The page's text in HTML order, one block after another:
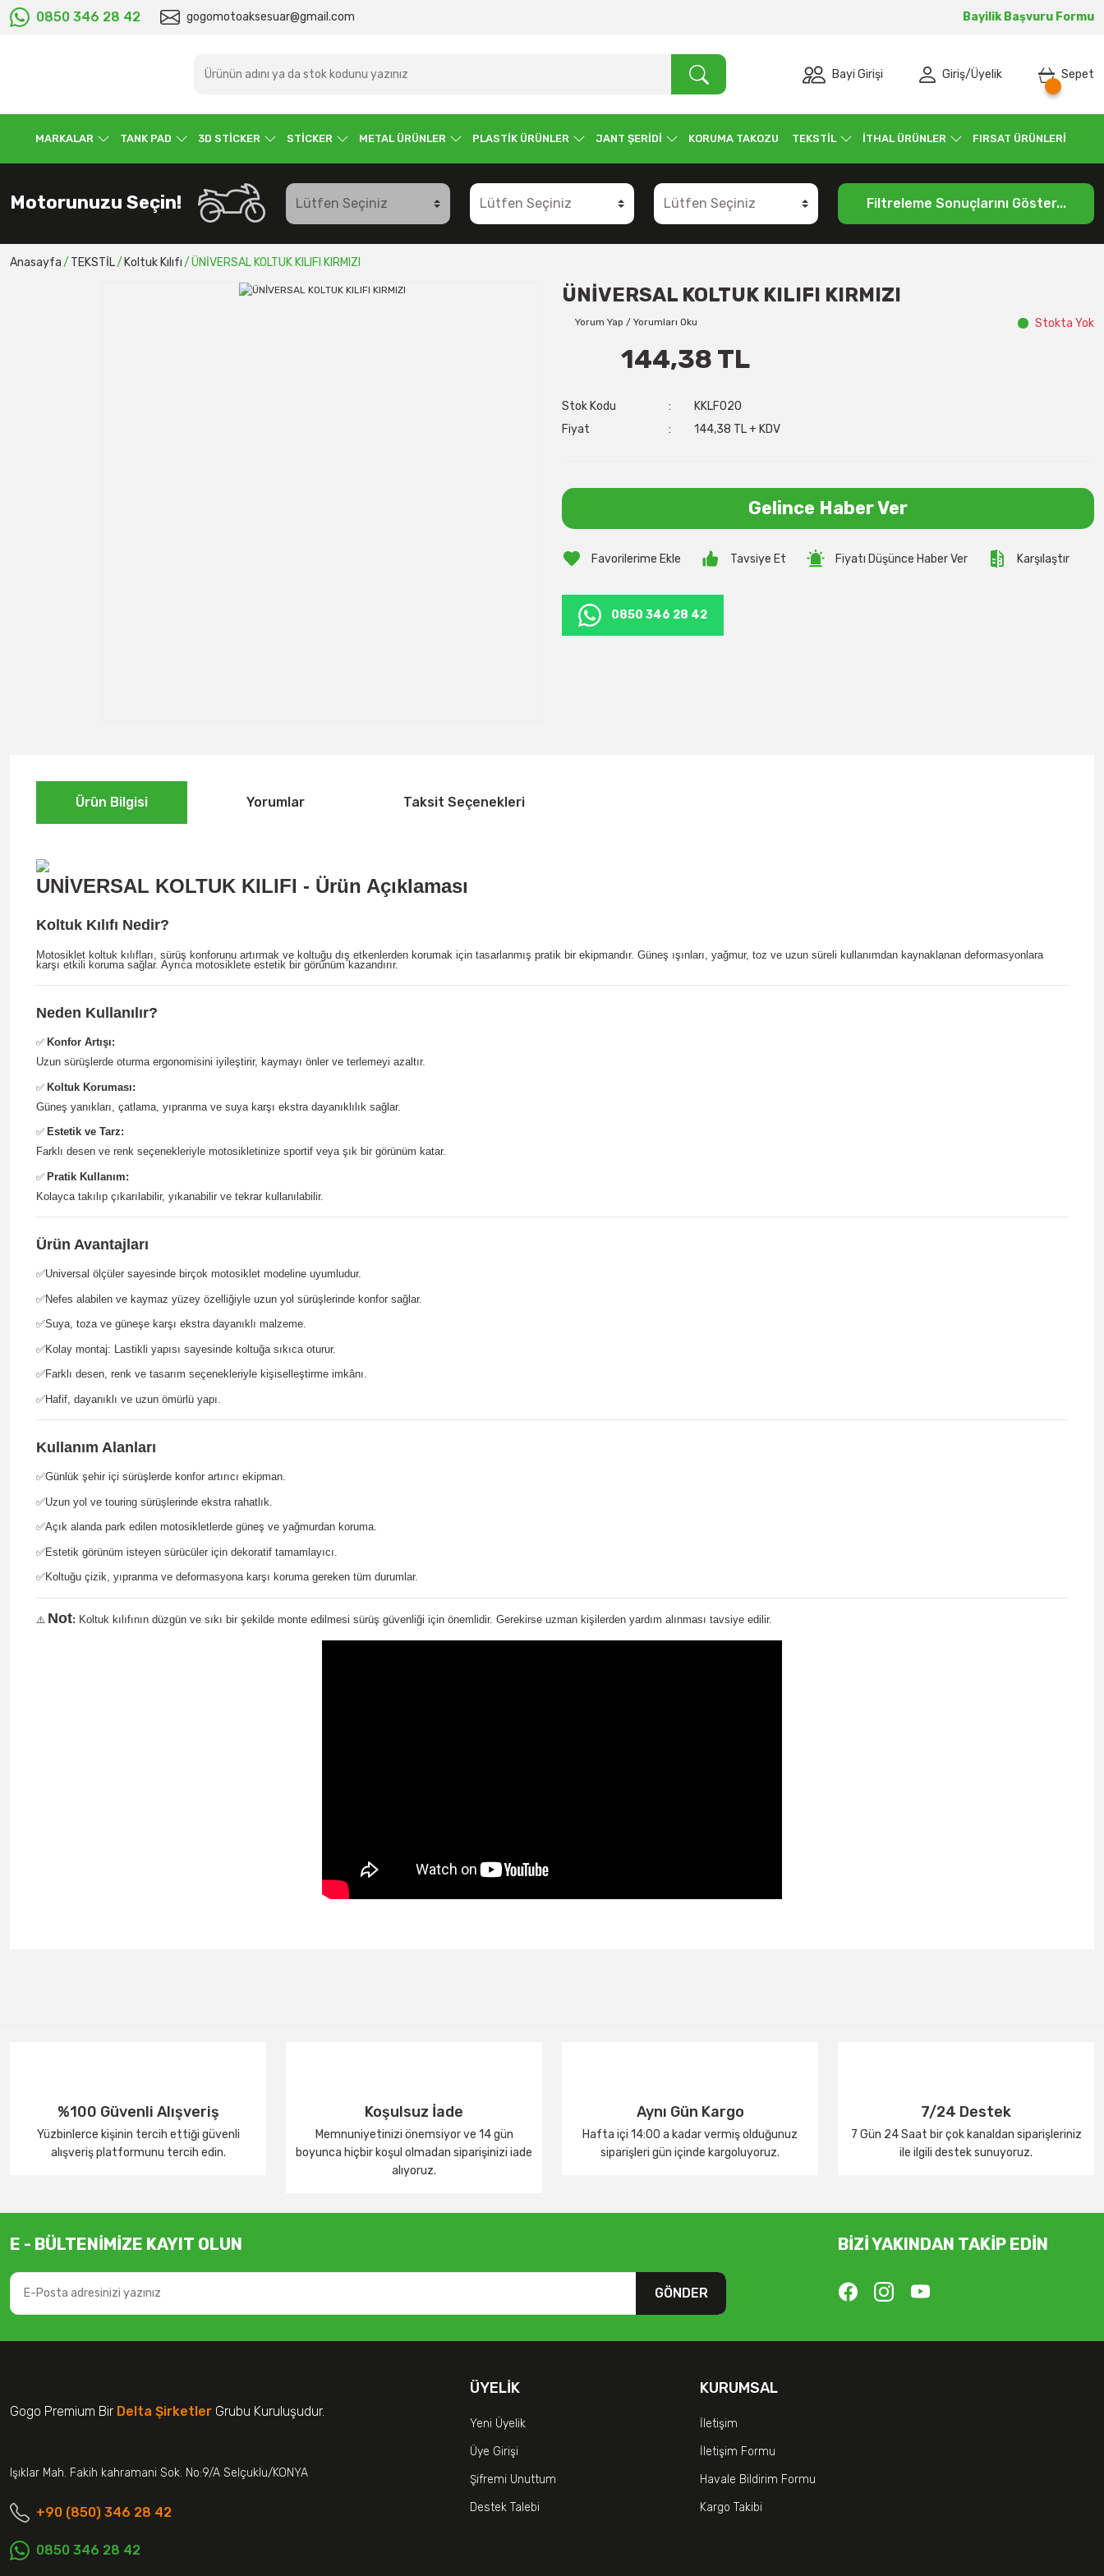
0850 346 28 42 gogomotoaksesuar@gmail.com Bayilik Başvuru Formu
Bayi Girişi Giriş/Üyelik Sepet
MARKALAR TANK PAD 3D STİCKER STİCKER METAL ÜRÜNLER PLASTİK ÜRÜNLER JANT ŞERİDİ KORUMA TAKOZU TEKSTİL İTHAL ÜRÜNLER FIRSAT ÜRÜNLERİ
Motorunuzu Seçin! Filtreleme Sonuçlarını Göster...
Anasayfa TEKSTİL Koltuk Kılıfı ÜNİVERSAL KOLTUK KILIFI KIRMIZI
ÜNİVERSAL KOLTUK KILIFI KIRMIZI
Yorum Yap / Yorumları Oku Stokta Yok
144,38 TL
Stok Kodu
KKLF020
Fiyat
144,38 TL + KDV
Gelince Haber Ver
Tavsiye Et Fiyatı Düşünce Haber Ver Karşılaştır
0850 346 28 42
Ürün Bilgisi Yorumlar Taksit Seçenekleri
UNİVERSAL KOLTUK KILIFI - Ürün Açıklaması
Koltuk Kılıfı Nedir?
Motosiklet koltuk kılıfları, sürüş konforunu artırmak ve koltuğu dış etkenlerden korumak için tasarlanmış pratik bir ekipmandır. Güneş ışınları, yağmur, toz ve uzun süreli kullanımdan kaynaklanan deformasyonlara
karşı etkili koruma sağlar. Ayrıca motosiklete estetik bir görünüm kazandırır.
Neden Kullanılır?
✅ Konfor Artışı:
Uzun sürüşlerde oturma ergonomisini iyileştirir, kaymayı önler ve terlemeyi azaltır.
✅ Koltuk Koruması:
Güneş yanıkları, çatlama, yıpranma ve suya karşı ekstra dayanıklılık sağlar.
✅ Estetik ve Tarz:
Farklı desen ve renk seçenekleriyle motosikletinize sportif veya şık bir görünüm katar.
✅ Pratik Kullanım:
Kolayca takılıp çıkarılabilir, yıkanabilir ve tekrar kullanılabilir.
Ürün Avantajları
✅Universal ölçüler sayesinde birçok motosiklet modeline uyumludur.
✅Nefes alabilen ve kaymaz yüzey özelliğiyle uzun yol sürüşlerinde konfor sağlar.
✅Suya, toza ve güneşe karşı ekstra dayanıklı malzeme.
✅Kolay montaj: Lastikli yapısı sayesinde koltuğa sıkıca oturur.
✅Farklı desen, renk ve tasarım seçenekleriyle kişiselleştirme imkânı.
✅Hafif, dayanıklı ve uzun ömürlü yapı.
Kullanım Alanları
✅Günlük şehir içi sürüşlerde konfor artırıcı ekipman.
✅Uzun yol ve touring sürüşlerinde ekstra rahatlık.
✅Açık alanda park edilen motosikletlerde güneş ve yağmurdan koruma.
✅Estetik görünüm isteyen sürücüler için dekoratif tamamlayıcı.
✅Koltuğu çizik, yıpranma ve deformasyona karşı koruma gereken tüm durumlar.
⚠️ Not: Koltuk kılıfının düzgün ve sıkı bir şekilde monte edilmesi sürüş güvenliği için önemlidir. Gerekirse uzman kişilerden yardım alınması tavsiye edilir.
%100 Güvenli Alışveriş
Yüzbinlerce kişinin tercih ettiği güvenli
alışveriş platformunu tercih edin.
Koşulsuz İade
Memnuniyetinizi önemsiyor ve 14 gün
boyunca hiçbir koşul olmadan siparişinizi iade
alıyoruz.
Aynı Gün Kargo
Hafta içi 14:00 a kadar vermiş olduğunuz
siparişleri gün içinde kargoluyoruz.
7/24 Destek
7 Gün 24 Saat bir çok kanaldan siparişleriniz
ile ilgili destek sunuyoruz.
E - BÜLTENİMİZE KAYIT OLUN
GÖNDER
BİZİ YAKINDAN TAKİP EDİN
Gogo Premium Bir Delta Şirketler Grubu Kuruluşudur.
Işıklar Mah. Fakih kahramani Sok. No:9/A Selçuklu/KONYA
+90 (850) 346 28 42
0850 346 28 42
ÜYELIK
Yeni Üyelik
Üye Girişi
Şifremi Unuttum
Destek Talebi
KURUMSAL
İletişim
İletişim Formu
Havale Bildirim Formu
Kargo Takibi